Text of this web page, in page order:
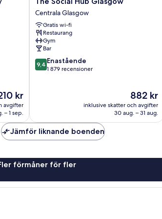
kr
kr
avgifter
– 1 sep.
Social
Hub
Glasgow
Centrala
Glasgow
Centrala Glasgow
Gratis wi-fi
Restaurang
Gym
Bar
9.4
av
9,4 Enastående
1 879 recensioner
Priset
är
882 kr
882 kr
inklusive skatter och avgifter
30 aug. – 31 aug.
Jämför liknande boenden
förmåner för fler